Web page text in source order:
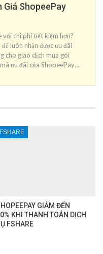
Giá ShopeePay
với chi phí tiết kiệm hơn?
luôn nhận được ưu đãi
cho giao dịch mua gói
ưu đãi của ShopeePay…
FSHARE
GIẢM ĐẾN
KHI THANH TOÁN DỊCH
FSHARE